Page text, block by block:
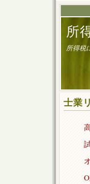
所
所得税
士業